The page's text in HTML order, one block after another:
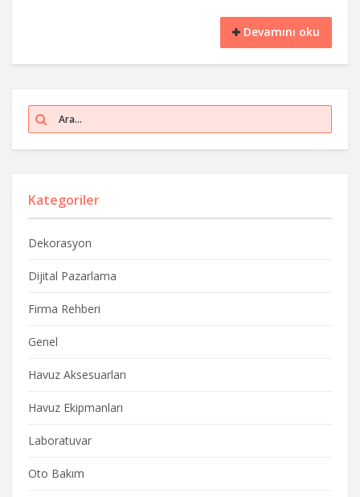
Devamını oku
Kategoriler
Dekorasyon
Dijital Pazarlama
Firma Rehberi
Genel
Havuz Aksesuarları
Havuz Ekipmanları
Laboratuvar
Oto Bakım